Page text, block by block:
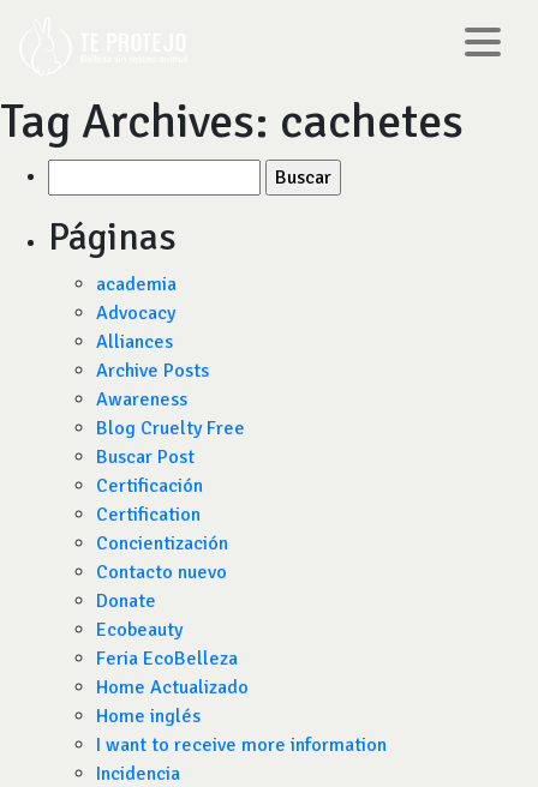
Tag Archives: cachetes
por:
Páginas
academia
Advocacy
Alliances
Archive Posts
Awareness
Blog Cruelty Free
Buscar Post
Certificación
Certification
Concientización
Contacto nuevo
Donate
Ecobeauty
Feria EcoBelleza
Home Actualizado
Home inglés
I want to receive more information
Incidencia